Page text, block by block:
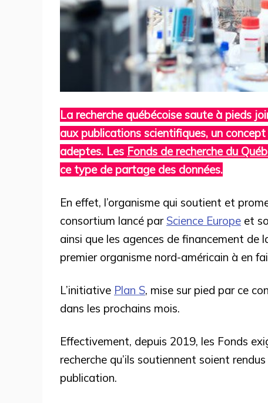
La recherche québécoise saute à pieds
aux publications scientifiques, un
adeptes. Les Fonds de recherche du
ce type de partage des données.
En effet, l’organisme qui soutient et
consortium lancé par Science Europe et
ainsi que les agences de financement de
premier organisme nord-américain à en
L’initiative Plan S, mise sur pied par ce
dans les prochains mois.
Effectivement, depuis 2019, les Fonds
recherche qu’ils soutiennent soient
publication.